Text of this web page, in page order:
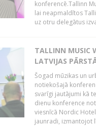
konferencē.Tallinn
lai neapmaldītos
uz otru delegātus
TALLINN MUSIC
LATVIJAS
Šogad mūzikas un
notiekošajā
svarīgi jautājumi kā
dienu konference
viesnīcā Nordic
jaunradi, izmantojot